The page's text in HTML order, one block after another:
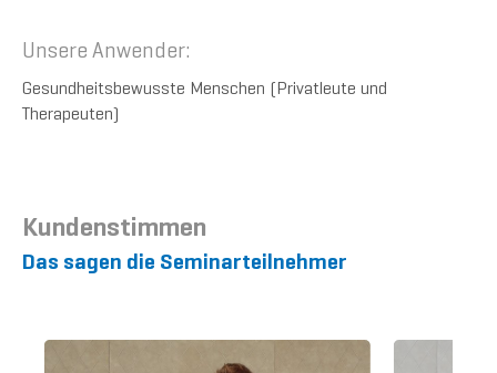
Unsere Anwender:
Gesundheitsbewusste Menschen (Privatleute und
Therapeuten)
Kundenstimmen
Das sagen die Seminarteilnehmer